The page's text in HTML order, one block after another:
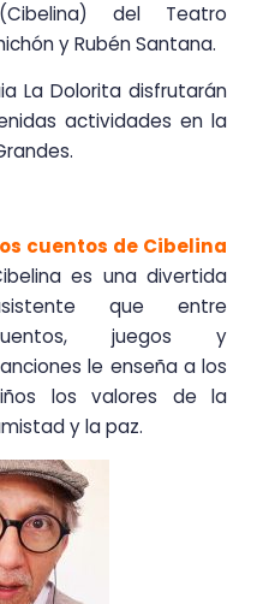
del Teatro
y Rubén Santana.
La Dolorita disfrutarán
actividades en la
cuentos de Cibelina
es una divertida
que entre
juegos y
le enseña a los
los valores de la
y la paz.